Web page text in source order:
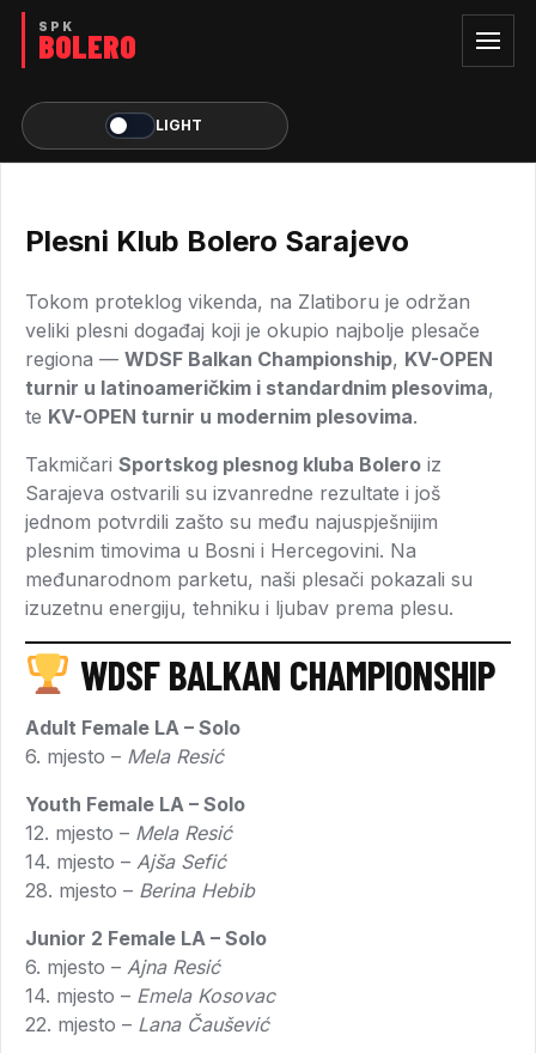
LIGHT
Plesni Klub Bolero Sarajevo
Tokom proteklog vikenda, na Zlatiboru je održan
veliki plesni događaj koji je okupio najbolje plesače
regiona — WDSF Balkan Championship, KV-OPEN
turnir u latinoameričkim i standardnim plesovima,
te KV-OPEN turnir u modernim plesovima.
Takmičari Sportskog plesnog kluba Bolero iz
Sarajeva ostvarili su izvanredne rezultate i još
jednom potvrdili zašto su među najuspješnijim
plesnim timovima u Bosni i Hercegovini. Na
međunarodnom parketu, naši plesači pokazali su
izuzetnu energiju, tehniku i ljubav prema plesu.
WDSF BALKAN CHAMPIONSHIP
Adult Female LA – Solo
6. mjesto – Mela Resić
Youth Female LA – Solo
12. mjesto – Mela Resić
14. mjesto – Ajša Sefić
28. mjesto – Berina Hebib
Junior 2 Female LA – Solo
6. mjesto – Ajna Resić
14. mjesto – Emela Kosovac
22. mjesto – Lana Čaušević